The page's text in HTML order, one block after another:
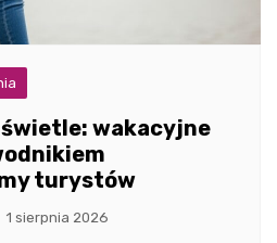
świetle: wakacyjne
turystów
1 sierpnia 2026